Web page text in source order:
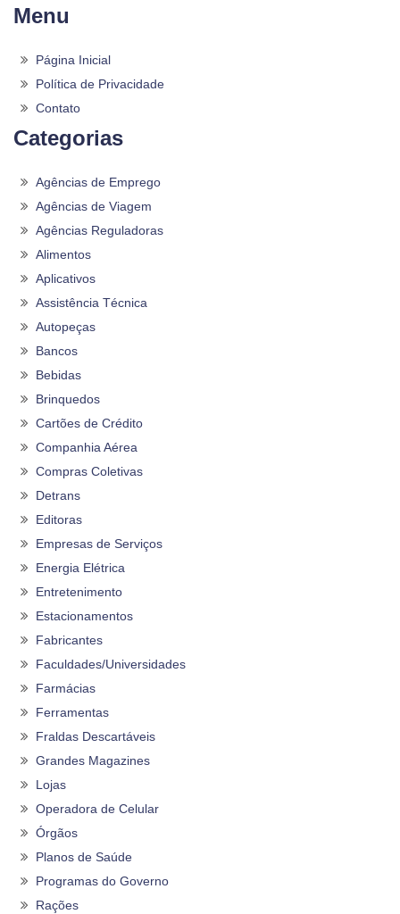
Menu
Página Inicial
Política de Privacidade
Contato
Categorias
Agências de Emprego
Agências de Viagem
Agências Reguladoras
Alimentos
Aplicativos
Assistência Técnica
Autopeças
Bancos
Bebidas
Brinquedos
Cartões de Crédito
Companhia Aérea
Compras Coletivas
Detrans
Editoras
Empresas de Serviços
Energia Elétrica
Entretenimento
Estacionamentos
Fabricantes
Faculdades/Universidades
Farmácias
Ferramentas
Fraldas Descartáveis
Grandes Magazines
Lojas
Operadora de Celular
Órgãos
Planos de Saúde
Programas do Governo
Rações